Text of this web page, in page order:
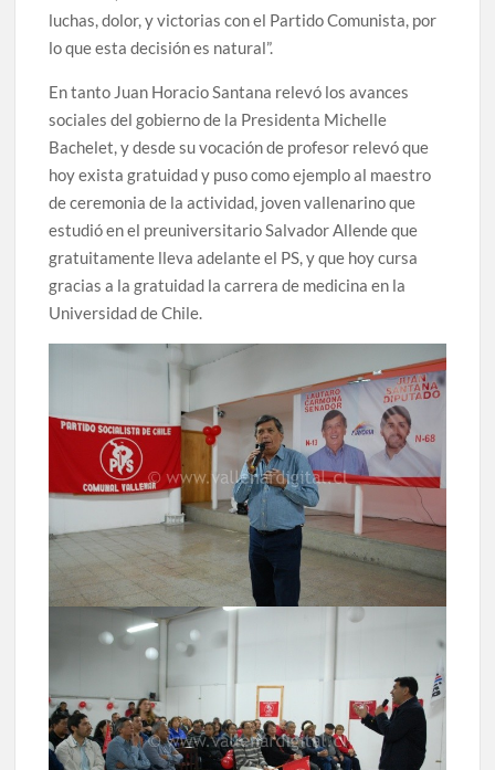
luchas, dolor, y victorias con el Partido Comunista, por
lo que esta decisión es natural”.
En tanto Juan Horacio Santana relevó los avances
sociales del gobierno de la Presidenta Michelle
Bachelet, y desde su vocación de profesor relevó que
hoy exista gratuidad y puso como ejemplo al maestro
de ceremonia de la actividad, joven vallenarino que
estudió en el preuniversitario Salvador Allende que
gratuitamente lleva adelante el PS, y que hoy cursa
gracias a la gratuidad la carrera de medicina en la
Universidad de Chile.